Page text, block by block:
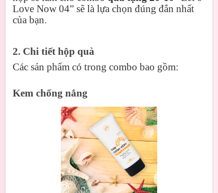
Love Now 04” sẽ là lựa chọn đúng đắn nhất
của bạn.
2. Chi tiết hộp quà
Các sản phẩm có trong combo bao gồm:
Kem chống nắng